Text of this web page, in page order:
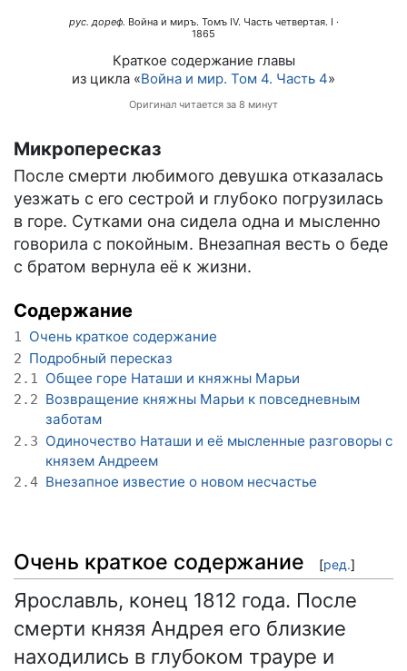
рус. дореф. Война и миръ. Томъ IV. Часть четвертая. I ·
1865
Краткое содержание главы
из цикла «Война и мир. Том 4. Часть 4»
Оригинал читается за 8 минут
Микропересказ
После смерти любимого девушка отказалась
уезжать с его сестрой и глубоко погрузилась
в горе. Сутками она сидела одна и мысленно
говорила с покойным. Внезапная весть о беде
с братом вернула её к жизни.
Содержание
1 Очень краткое содержание
2 Подробный пересказ
2.1 Общее горе Наташи и княжны Марьи
2.2 Возвращение княжны Марьи к повседневным
заботам
2.3 Одиночество Наташи и её мысленные разговоры с
князем Андреем
2.4 Внезапное известие о новом несчастье
Очень краткое содержание [ред.]
Ярославль, конец 1812 года. После
смерти князя Андрея его близкие
находились в глубоком трауре и